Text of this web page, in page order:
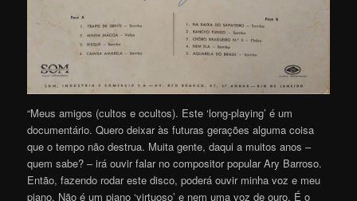
“Meus amigos (cultos e ocultos). Este ‘long-playing’ é um
documentário. Quero deixar às futuras gerações alguma coisa
que o tempo não destrua. Muita gente, daqui a muitos anos –
quem sabe? – irá ouvir falar no compositor popular Ary Barroso.
Então, fazendo rodar este disco, poderá ouvir minha voz e meu
piano. Não é um piano ‘virtuoso’ e nem uma voz de ouro. É o